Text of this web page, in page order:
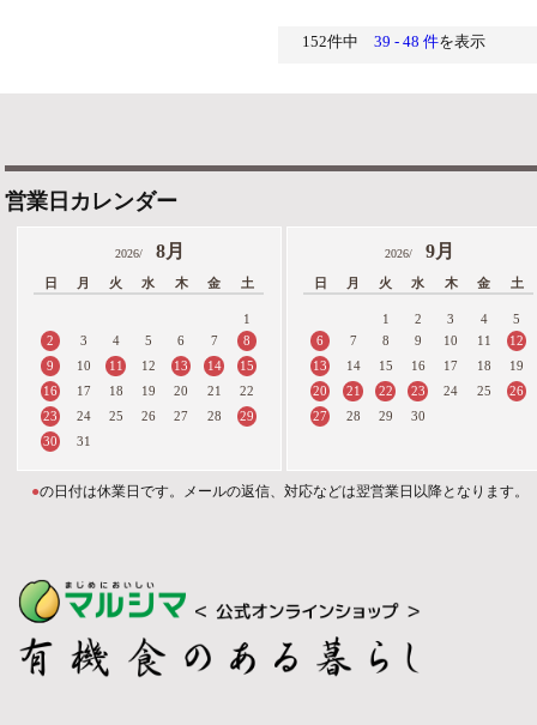
152件中 39 - 48 件を表示
営業日カレンダー
2026/ 8月
日 月 火 水 木 金 土
1
2
3 4 5 6 7
8
9
10 11 12 13 14
15
16
17 18 19 20 21
22
23
24 25 26 27 28
29
30
31
2026/ 9月
日 月 火 水 木 金 土
1 2 3 4
5
6
7 8 9 10 11
12
13
14 15 16 17 18
19
20
21 22 23 24 25
26
27
28 29 30
●の日付は休業日です。メールの返信、対応などは翌営業日以降となります。